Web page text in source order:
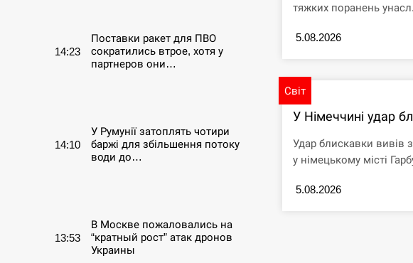
14:23
Поставки ракет для ПВО
сократились втрое, хотя у
партнеров они…
14:10
У Румунії затоплять чотири
баржі для збільшення потоку
води до…
13:53
В Москве пожаловались на
“кратный рост” атак дронов
Украины
тяжких поранень
5.08.2026
Світ
У Німеччині удар
Удар блискавки вивів
у німецькому місті
5.08.2026